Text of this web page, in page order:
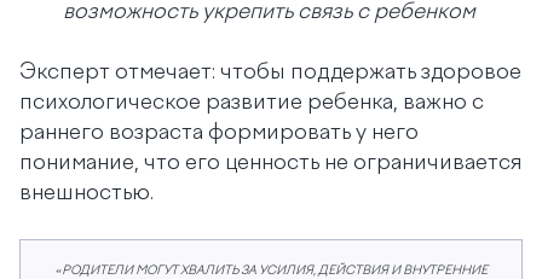
возможность укрепить связь с ребенком
Эксперт отмечает: чтобы поддержать здоровое
психологическое развитие ребенка, важно с
раннего возраста формировать у него
понимание, что его ценность не ограничивается
внешностью.
«РОДИТЕЛИ МОГУТ ХВАЛИТЬ ЗА УСИЛИЯ, ДЕЙСТВИЯ И ВНУТРЕННИЕ